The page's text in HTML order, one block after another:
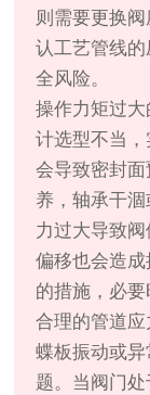
则需要更换
认工艺管线
全风险。
操作力矩过
计选型不当，
会导致密封
养，轴承干
力过大导致
偏移也会造
的措施，必
合理的管道应
蝶板振动或
题。当阀门